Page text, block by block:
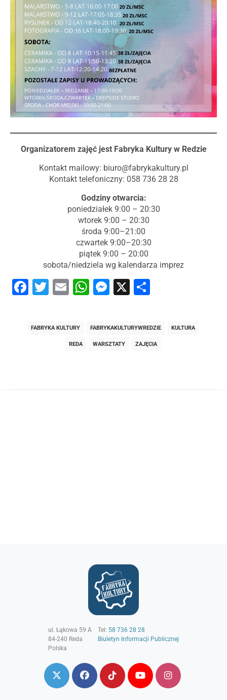
Organizatorem zajęć jest Fabryka Kultury w Redzie
Kontakt mailowy: biuro@fabrykakultury.pl
Kontakt telefoniczny: 058 736 28 28
Godziny otwarcia:
poniedziałek 9:00 – 20:30
wtorek 9:00 – 20:30
środa 9:00–21:00
czwartek 9:00–20:30
piątek 9:00 – 20:00
sobota/niedziela wg kalendarza imprez
Facebook
Twitter
EmailWhatsApp
Messenger
X
FABRYKA KULTURY FABRYKAKULTURYWREDZIE KULTURA
REDA WARSZTATY ZAJĘCIA
ul. Łąkowa 59 A
84-240 Reda
Polska
Tel: 58 736 28 28
Biuletyn Informacji Publicznej